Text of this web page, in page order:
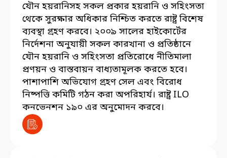
যৌন হয়রানিসহ সকল প্রকার হয়রানি ও সহিংসতা
থেকে সুরক্ষার অধিকার নিশ্চিত করতে রাষ্ট্র বিশেষ
ব্যবস্থা গ্রহণ করবে। ২০০৯ সালের হাইকোর্টের
নির্দেশনা অনুযায়ী সকল কারখানা ও প্রতিষ্ঠানে
যৌন হয়রানি ও সহিংসতা প্রতিরোধে নীতিমালা
প্রণয়ন ও বাস্তবায়ন বাধ্যতামূলক করতে হবে।
পাশাপাশি অভিযোগ গ্রহণ সেল এবং বিরোধ
নিষ্পত্তি কমিটি গঠন করা অপরিহার্য। রাষ্ট্র ILO
কনভেনশন ১৯০ এর অনুমোদন করবে।